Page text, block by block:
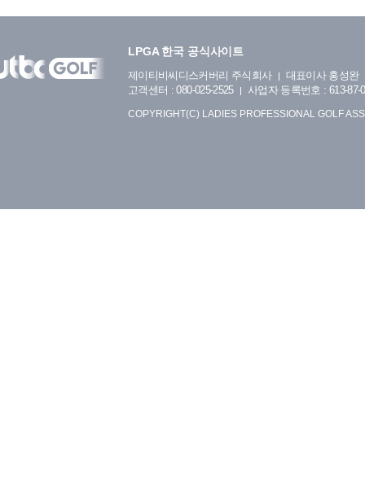
LPGA 한국 공식사이트
제이티비씨디스커버리 주식회사
대표이사 홍성완
고객센터 : 080-025-2525
사업자 등록번호 : 613-87-
COPYRIGHT(C) LADIES PROFESSIONAL GOLF